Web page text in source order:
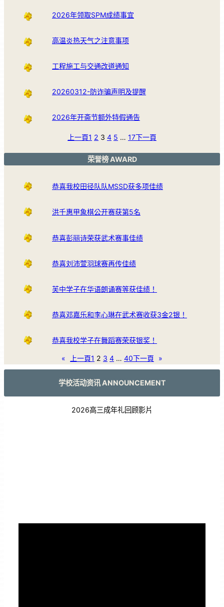
2026年领取SPM成绩事宜
高温炎热天气之注意事项
工程施工与交通改道通知
20260312-防诈骗声明及提醒
2026年开斋节额外特假通告
上一頁1 2 3 4 5 … 17下一頁
荣誉榜 AWARD
恭喜我校田径队队MSSD获多项佳绩
洪千惠甲象棋公开赛获第5名
恭喜彭丽诗荣获武术赛事佳绩
恭喜刘沛萱羽球赛再传佳绩
芙中学子在华语朗诵赛等获佳绩！
恭喜邓嘉乐和李心琳在武术赛收获3金2银！
恭喜我校学子在舞蹈赛荣获银奖！
« 上一頁1 2 3 4 … 40下一頁 »
学校活动资讯 ANNOUNCEMENT
2026高三成年礼回顾影片